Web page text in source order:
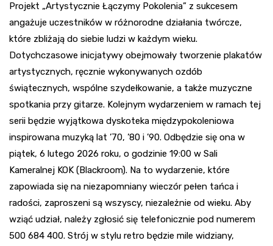
Projekt „Artystycznie Łączymy Pokolenia” z sukcesem
angażuje uczestników w różnorodne działania twórcze,
które zbliżają do siebie ludzi w każdym wieku.
Dotychczasowe inicjatywy obejmowały tworzenie plakatów
artystycznych, ręcznie wykonywanych ozdób
świątecznych, wspólne szydełkowanie, a także muzyczne
spotkania przy gitarze. Kolejnym wydarzeniem w ramach tej
serii będzie wyjątkowa dyskoteka międzypokoleniowa
inspirowana muzyką lat ’70, ’80 i ’90. Odbędzie się ona w
piątek, 6 lutego 2026 roku, o godzinie 19:00 w Sali
Kameralnej KOK (Blackroom). Na to wydarzenie, które
zapowiada się na niezapomniany wieczór pełen tańca i
radości, zaproszeni są wszyscy, niezależnie od wieku. Aby
wziąć udział, należy zgłosić się telefonicznie pod numerem
500 684 400. Strój w stylu retro będzie mile widziany,